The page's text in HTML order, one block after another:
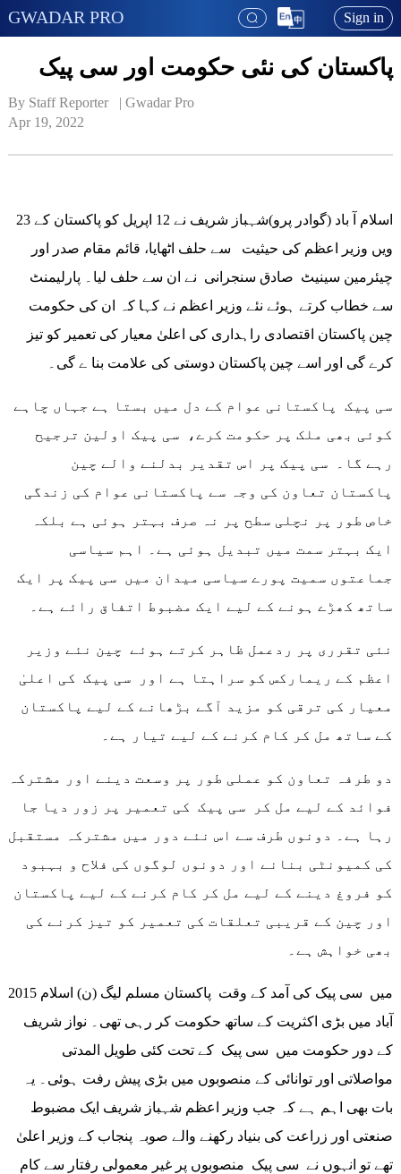
GWADAR PRO Sign in
پاکستان کی نئی حکومت اور سی پیک
By Staff Reporter   | Gwadar Pro
Apr 19, 2022
ویں وزیر اعظم کی حیثیت سے حلف اٹھایا، قائم مقام صدر اور
چیئرمین سینیٹ صادق سنجرانی نے ان سے حلف لیا۔ پارلیمنٹ
سے خطاب کرتے ہوئے نئے وزیر اعظم نے کہا کہ ان کی حکومت
چین پاکستان اقتصادی راہداری کی اعلیٰ معیار کی تعمیر کو تیز
کرے گی اور اسے چین پاکستان دوستی کی علامت بنا ے گی۔
کوئی بھی ملک پر حکومت کرے، سی پیک اولین ترجیح
رہے گا۔ سی پیک پر اس تقدیر بدلنے والے چین
پاکستان تعاون کی وجہ سے پاکستانی عوام کی زندگی
خاص طور پر نچلی سطح پر نہ صرف بہتر ہوئی ہے بلکہ
ایک بہتر سمت میں تبدیل ہوئی ہے۔ اہم سیاسی
جماعتوں سمیت پورے سیاسی میدان میں سی پیک پر ایک
ساتھ کھڑے ہونے کے لیے ایک مضبوط اتفاق رائے ہے۔
نئی تقرری پر ردعمل ظاہر کرتے ہوئے چین نئے وزیر
اعظم کے ریمارکس کو سراہتا ہے اور سی پیک کی اعلیٰ
معیار کی ترقی کو مزید آگے بڑھانے کے لیے پاکستان
کے ساتھ مل کر کام کرنے کے لیے تیار ہے۔
دو طرفہ تعاون کو عملی طور پر وسعت دینے اور مشترکہ
فوائد کے لیے مل کر سی پیک کی تعمیر پر زور دیا جا
رہا ہے۔ دونوں طرف سے اس نئے دور میں مشترکہ مستقبل
کی کمیونٹی بنانے اور دونوں لوگوں کی فلاح و بہبود
کو فروغ دینے کے لیے مل کر کام کرنے کے لیے پاکستان
اور چین کے قریبی تعلقات کی تعمیر کو تیز کرنے کی
بھی خواہش ہے۔
2015 میں سی پیک کی آمد کے وقت پاکستان مسلم لیگ (ن) اسلام
آباد میں بڑی اکثریت کے ساتھ حکومت کر رہی تھی۔ نواز شریف
کے دور حکومت میں سی پیک کے تحت کئی طویل المدتی
مواصلاتی اور توانائی کے منصوبوں میں بڑی پیش رفت ہوئی۔ یہ
بات بھی اہم ہے کہ جب وزیر اعظم شہباز شریف ایک مضبوط
صنعتی اور زراعت کی بنیاد رکھنے والے صوبہ پنجاب کے وزیر اعلیٰ
تھے تو انہوں نے سی پیک منصوبوں پر غیر معمولی رفتار سے کام